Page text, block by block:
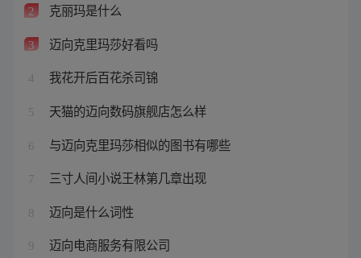
2 克丽玛是什么
3 迈向克里玛莎好看吗
4 我花开后百花杀司锦
5 天猫的迈向数码旗舰店怎么样
6 与迈向克里玛莎相似的图书有哪些
7 三寸人间小说王林第几章出现
8 迈向是什么词性
9 迈向电商服务有限公司